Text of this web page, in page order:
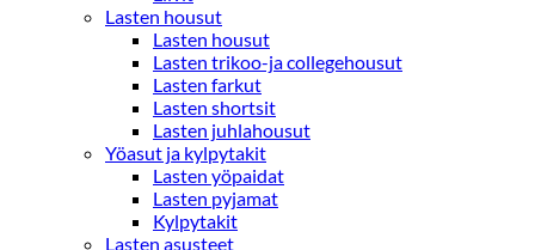
Lasten housut
Lasten housut
Lasten trikoo-ja collegehousut
Lasten farkut
Lasten shortsit
Lasten juhlahousut
Yöasut ja kylpytakit
Lasten yöpaidat
Lasten pyjamat
Kylpytakit
Lasten asusteet